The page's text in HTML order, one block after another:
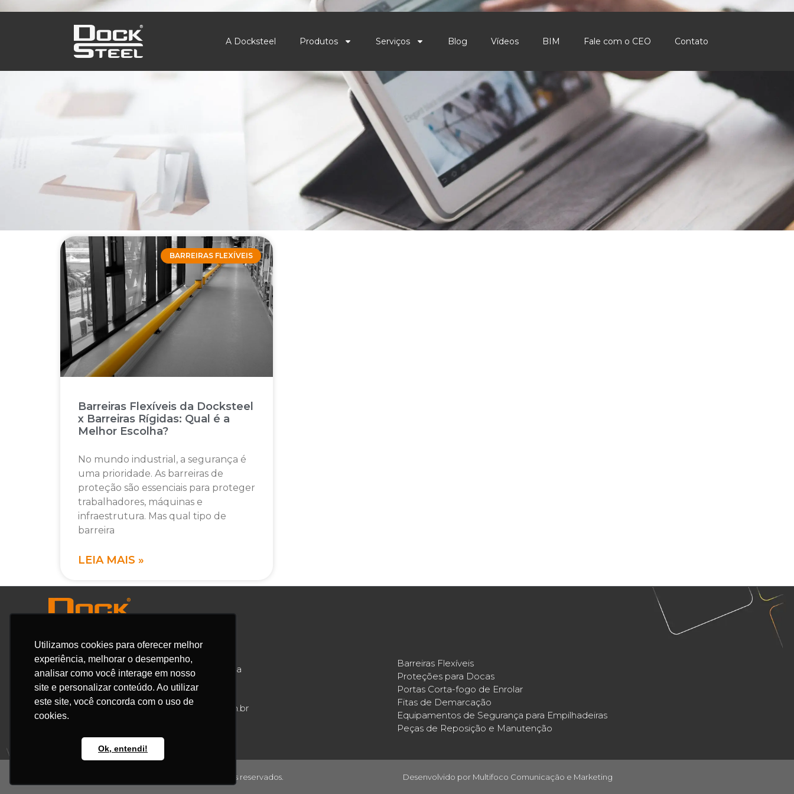
Utilizamos cookies para oferecer melhor
experiência, melhorar o desempenho,
analisar como você interage em nosso
site e personalizar conteúdo. Ao utilizar
este site, você concorda com o uso de
cookies.
Ok, entendi!
A Docksteel Produtos Serviços Blog Vídeos BIM Fale com o CEO Contato
BARREIRAS FLEXÍVEIS
Barreiras Flexíveis da Docksteel
x Barreiras Rígidas: Qual é a
Melhor Escolha?
No mundo industrial, a segurança é
uma prioridade. As barreiras de
proteção são essenciais para proteger
trabalhadores, máquinas e
infraestrutura. Mas qual tipo de
barreira
LEIA MAIS »
Av. Fernando Stecca, 635 – Bairro Iporanga
Sorocaba / SP / Brasil / CEP: 18087-149
55 15 3346-7576 |contato@docksteel.com.br
Barreiras Flexíveis
Proteções para Docas
Portas Corta-fogo de Enrolar
Fitas de Demarcação
Equipamentos de Segurança para Empilhadeiras
Peças de Reposição e Manutenção
Copyrights© 2026 – DockSteel – Todos os direitos reservados. Desenvolvido por Multifoco Comunicação e Marketing